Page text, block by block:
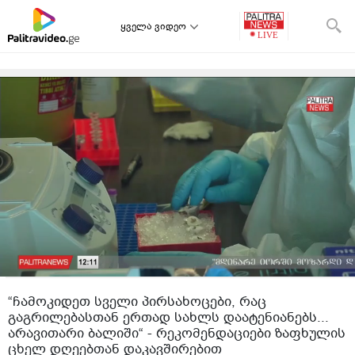
ყველა ვიდეო
“ჩამოკიდეთ სველი პირსახოცები, რაც
გაგრილებასთან ერთად სახლს დაატენიანებს...
არავითარი ბალიში“ - რეკომენდაციები ზაფხულის
ცხელ დღეებთან დაკავშირებით